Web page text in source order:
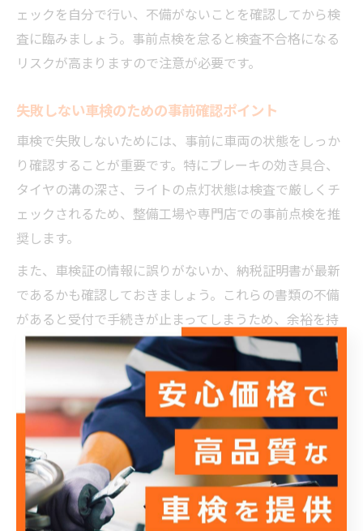
ェックを自分で行い、不備がないことを確認してから検
査に臨みましょう。事前点検を怠ると検査不合格になる
リスクが高まりますので注意が必要です。
失敗しない車検のための事前確認ポイント
車検で失敗しないためには、事前に車両の状態をしっか
り確認することが重要です。特にブレーキの効き具合、
タイヤの溝の深さ、ライトの点灯状態は検査で厳しくチ
ェックされるため、整備工場や専門店での事前点検を推
奨します。
また、車検証の情報に誤りがないか、納税証明書が最新
であるかも確認しておきましょう。これらの書類の不備
があると受付で手続きが止まってしまうため、余裕を持
って準備することが時短につながります。
さらに、川崎陸運局周辺の混雑状況や受付時間を事前に
調べ、混雑ピークを避けるスケジュール調整も失敗を防
ぐポイントです。例えば、平日の午前中や月初を避ける
ことが効果的です。
車検当日の持ち物と手順を分かりやすく紹介
車検当日は必要書類と車両を準備し、受付に向かいま